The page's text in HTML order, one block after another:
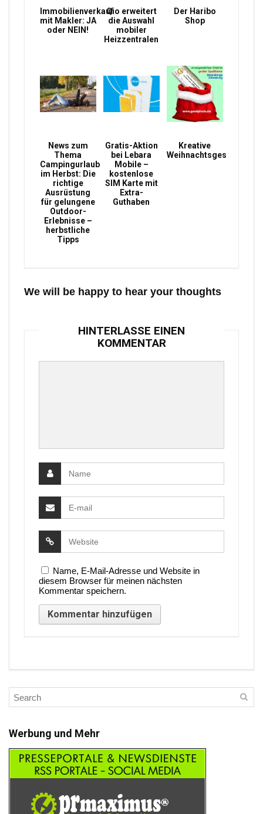
Immobilienverkauf
mit Makler: JA
oder NEIN!
Qio erweitert
die Auswahl
mobiler
Heizzentralen
Der Haribo
Shop
News zum
Thema
Campingurlaub
im Herbst: Die
richtige
Ausrüstung
für gelungene
Outdoor-
Erlebnisse –
herbstliche
Tipps
Gratis-Aktion
bei Lebara
Mobile –
kostenlose
SIM Karte mit
Extra-
Guthaben
Kreative
Weihnachtsgeschenke
We will be happy to hear your thoughts
HINTERLASSE EINEN
KOMMENTAR
Name, E-Mail-Adresse und Website in
diesem Browser für meinen nächsten
Kommentar speichern.
Werbung und Mehr